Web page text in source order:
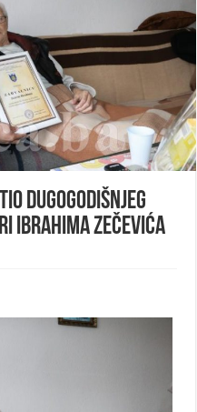
dugogodišnjeg
Ibrahima Zečevića